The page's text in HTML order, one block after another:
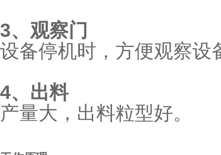
3、观察门
设备停机时，方便观察设
4、出料
产量大，出料粒型好。